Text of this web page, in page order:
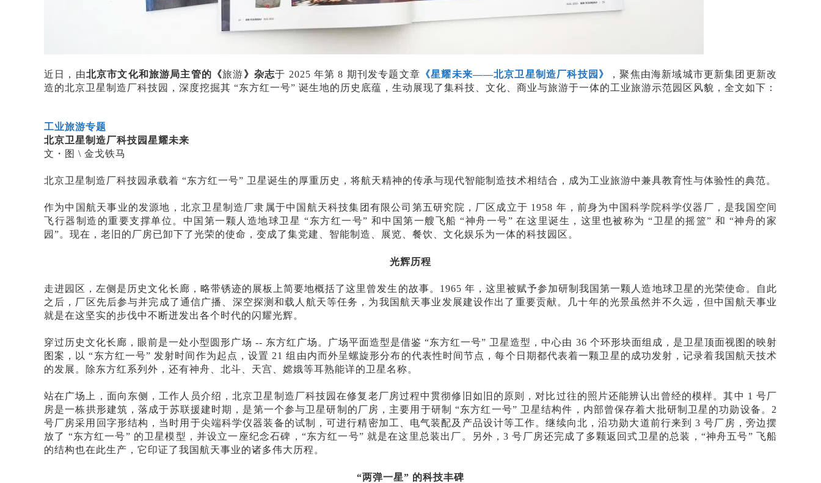
近日，由北京市文化和旅游局主管的《旅游》杂志于 2025 年第 8 期刊发专题文章 《星耀未来——北京卫星制造厂科技园》
，聚焦由海新域城市更新集团更新改
造的北京卫星制造厂科技园，深度挖掘其 “东方红一号” 诞生地的历史底蕴，生动展现了集科技、文化、商业与旅游于一体的工业旅游示范园区风貌，全文如下：
工业旅游专题
北京卫星制造厂科技园星耀未来
文・图 \ 金戈铁马
北京卫星制造厂科技园承载着 “东方红一号” 卫星诞生的厚重历史，将航天精神的传承与现代智能制造技术相结合，成为工业旅游中兼具教育性与体验性的典范。
作为中国航天事业的发源地，北京卫星制造厂隶属于中国航天科技集团有限公司第五研究院，厂区成立于 1958 年，前身为中国科学院科学仪器厂，是我国空间
飞行器制造的重要支撑单位。中国第一颗人造地球卫星 “东方红一号” 和中国第一艘飞船 “神舟一号” 在这里诞生，这里也被称为 “卫星的摇篮” 和 “神舟的家
园”。现在，老旧的厂房已卸下了光荣的使命，变成了集党建、智能制造、展览、餐饮、文化娱乐为一体的科技园区。
光辉历程
走进园区，左侧是历史文化长廊，略带锈迹的展板上简要地概括了这里曾发生的故事。 1965 年，这里被赋予参加研制我国第一颗人造地球卫星的光荣使命。自此
之后，厂区先后参与并完成了通信广播、深空探测和载人航天等任务，为我国航天事业发展建设作出了重要贡献。几十年的光景虽然并不久远，但中国航天事业
就是在这坚实的步伐中不断迸发出各个时代的闪耀光辉。
穿过历史文化长廊，眼前是一处小型圆形广场 -- 东方红广场。广场平面造型是借鉴 “东方红一号” 卫星造型，中心由 36 个环形块面组成，是卫星顶面视图的映射
图案，以 “东方红一号” 发射时间作为起点，设置 21 组由内而外呈螺旋形分布的代表性时间节点，每个日期都代表着一颗卫星的成功发射，记录着我国航天技术
的发展。除东方红系列外，还有神舟、北斗、天宫、嫦娥等耳熟能详的卫星名称。
站在广场上，面向东侧，工作人员介绍，北京卫星制造厂科技园在修复老厂房过程中贯彻修旧如旧的原则，对比过往的照片还能辨认出曾经的模样。其中 1 号厂
房是一栋拱形建筑，落成于苏联援建时期，是第一个参与卫星研制的厂房，主要用于研制 “东方红一号” 卫星结构件，内部曾保存着大批研制卫星的功勋设备。2
号厂房采用回字形结构，当时用于尖端科学仪器装备的试制，可进行精密加工、电气装配及产品设计等工作。继续向北，沿功勋大道前行来到 3 号厂房，旁边摆
放了 “东方红一号” 的卫星模型，并设立一座纪念石碑，“东方红一号” 就是在这里总装出厂。另外，3 号厂房还完成了多颗返回式卫星的总装，“神舟五号” 飞船
的结构也在此生产，它印证了我国航天事业的诸多伟大历程。
“两弹一星” 的科技丰碑